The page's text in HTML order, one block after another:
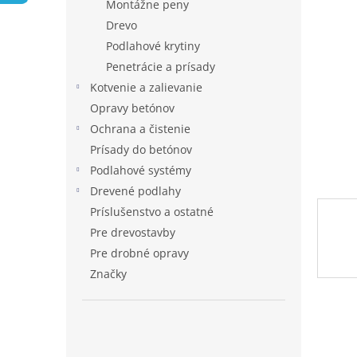
Montážne peny
Drevo
Podlahové krytiny
Penetrácie a prísady
Kotvenie a zalievanie
Opravy betónov
Ochrana a čistenie
Prísady do betónov
Podlahové systémy
Drevené podlahy
Príslušenstvo a ostatné
Pre drevostavby
Pre drobné opravy
Značky